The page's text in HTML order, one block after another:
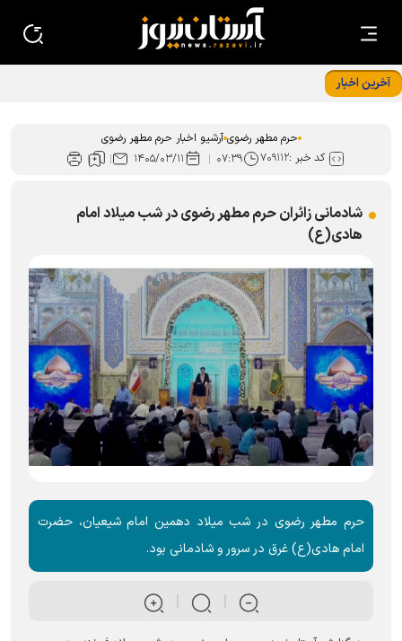
آخرین اخبار
حرم مطهر رضوی آرشیو اخبار حرم مطهر رضوی
کد خبر :۷۰۹۱۱۲ ۰۷:۳۹ ۱۴۰۵/۰۳/۱۱
شادمانی زائران حرم مطهر رضوی در شب میلاد امام
هادی(ع)
حرم مطهر رضوی در شب میلاد دهمین امام شیعیان، حضرت
امام هادی(ع) غرق در سرور و شادمانی بود.